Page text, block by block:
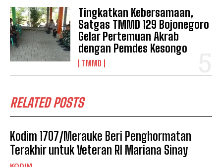
Tingkatkan Kebersamaan,
Satgas TMMD 129 Bojonegoro
Gelar Pertemuan Akrab
dengan Pemdes Kesongo
TMMD
RELATED POSTS
Kodim 1707/Merauke Beri Penghormatan
Terakhir untuk Veteran RI Mariana Sinay
KODIM